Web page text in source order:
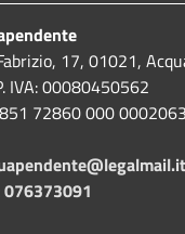
17, 01021,
IVA: 00080450562
72860 000
076373091